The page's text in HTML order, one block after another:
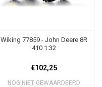
Wiking 77859 - John Deere 8R
410 1:32
€102,25
NOG NIET GEWAARDEERD